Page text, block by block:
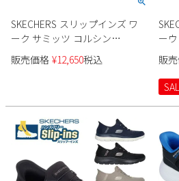
SKECHERS スリップインズ ワ
ーク サミッツ コルシン
200205W メンズ
販売価格 ¥12,650税込
ー
2.0
販